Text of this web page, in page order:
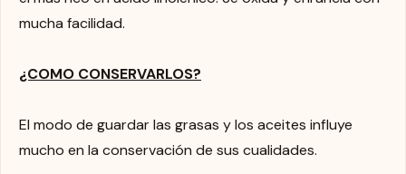
mucha facilidad.
¿COMO CONSERVARLOS?
El modo de guardar las grasas y los aceites influye
mucho en la conservación de sus cualidades.